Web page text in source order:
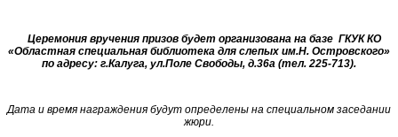
Церемония вручения призов будет организована на базе ГКУК КО
«Областная специальная библиотека для слепых им.Н. Островского»
по адресу: г.Калуга, ул.Поле Свободы, д.36а (тел. 225-713).
Дата и время награждения будут определены на специальном заседании
жюри